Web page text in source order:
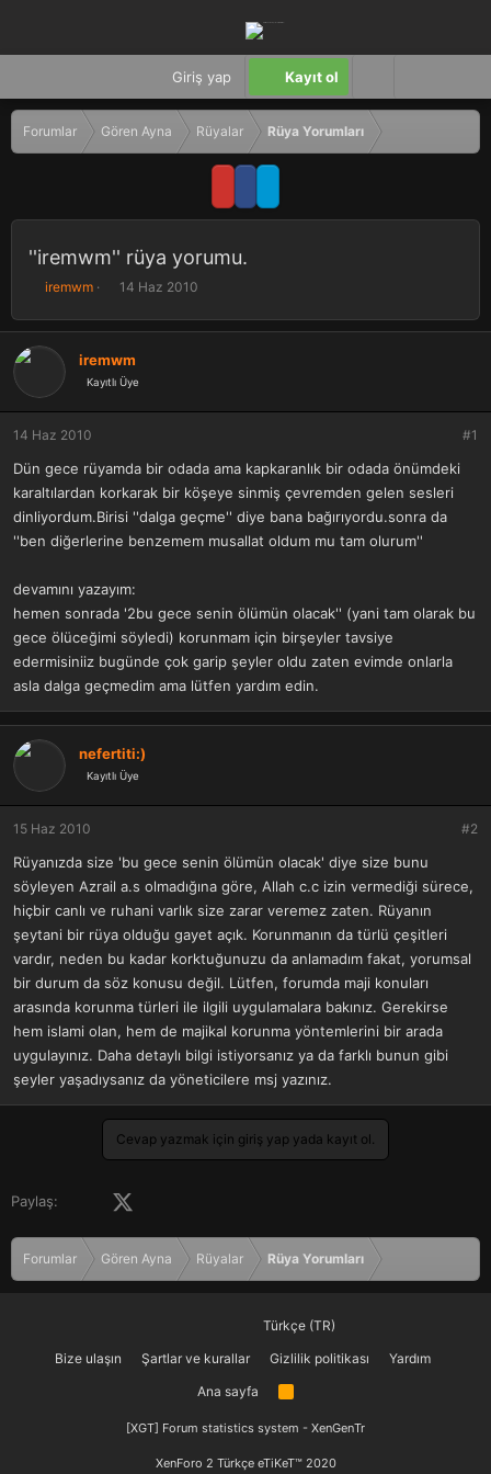
Giriş yap Kayıt ol
Forumlar Gören Ayna Rüyalar Rüya Yorumları
''iremwm'' rüya yorumu.
K
n
b
a
ş
a
t
a
iremwm
B
ş
a
n
t
a
i
h
14 Haz 2010
iremwm
Kayıtlı Üye
14 Haz 2010 #1
Dün gece rüyamda bir odada ama kapkaranlık bir odada önümdeki
karaltılardan korkarak bir köşeye sinmiş çevremden gelen sesleri
dinliyordum.Birisi ''dalga geçme'' diye bana bağırıyordu.sonra da
''ben diğerlerine benzemem musallat oldum mu tam olurum''
devamını yazayım:
hemen sonrada '2bu gece senin ölümün olacak'' (yani tam olarak bu
gece ölüceğimi söyledi) korunmam için birşeyler tavsiye
edermisiniiz bugünde çok garip şeyler oldu zaten evimde onlarla
asla dalga geçmedim ama lütfen yardım edin.
nefertiti:)
Kayıtlı Üye
15 Haz 2010 #2
Rüyanızda size 'bu gece senin ölümün olacak' diye size bunu
söyleyen Azrail a.s olmadığına göre, Allah c.c izin vermediği sürece,
hiçbir canlı ve ruhani varlık size zarar veremez zaten. Rüyanın
şeytani bir rüya olduğu gayet açık. Korunmanın da türlü çeşitleri
vardır, neden bu kadar korktuğunuzu da anlamadım fakat, yorumsal
bir durum da söz konusu değil. Lütfen, forumda maji konuları
arasında korunma türleri ile ilgili uygulamalara bakınız. Gerekirse
hem islami olan, hem de majikal korunma yöntemlerini bir arada
uygulayınız. Daha detaylı bilgi istiyorsanız ya da farklı bunun gibi
şeyler yaşadıysanız da yöneticilere msj yazınız.
Cevap yazmak için giriş yap yada kayıt ol.
Paylaş: Facebook
Forumlar Gören Ayna Rüyalar Rüya Yorumları
Türkçe (TR)
Bize ulaşın
Şartlar ve kurallar Gizlilik politikası
Yardım
Ana sayfa
R
[XGT] Forum statistics system - XenGenTr
XenForo 2 Türkçe eTiKeT™ 2020